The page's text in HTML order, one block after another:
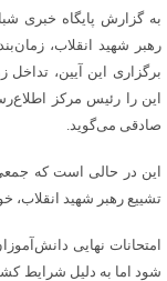
به گزارش پایگاه خبری
رهبر شهید انقلاب،
برگزاری این آیین، تداخل
این را رئیس مرکز
صادقی می‌گوید.
این در حالی است که
تشییع رهبر شهید انقلاب،
امتحانات نهایی
شود اما به دلیل شرایط